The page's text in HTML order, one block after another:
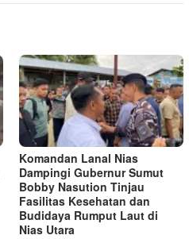
Komandan Lanal Nias
Dampingi Gubernur Sumut
Bobby Nasution Tinjau
Fasilitas Kesehatan dan
Budidaya Rumput Laut di
Nias Utara